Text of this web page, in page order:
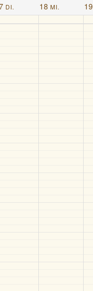
DI. 18 MI. 19